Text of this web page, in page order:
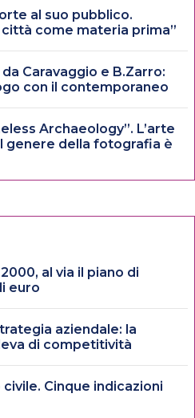
al suo pubblico.
come materia prima”
Caravaggio e B.Zarro:
con il contemporaneo
Archaeology”. L’arte
genere della fotografia è
al via il piano di
euro
aziendale: la
di competitività
Cinque indicazioni